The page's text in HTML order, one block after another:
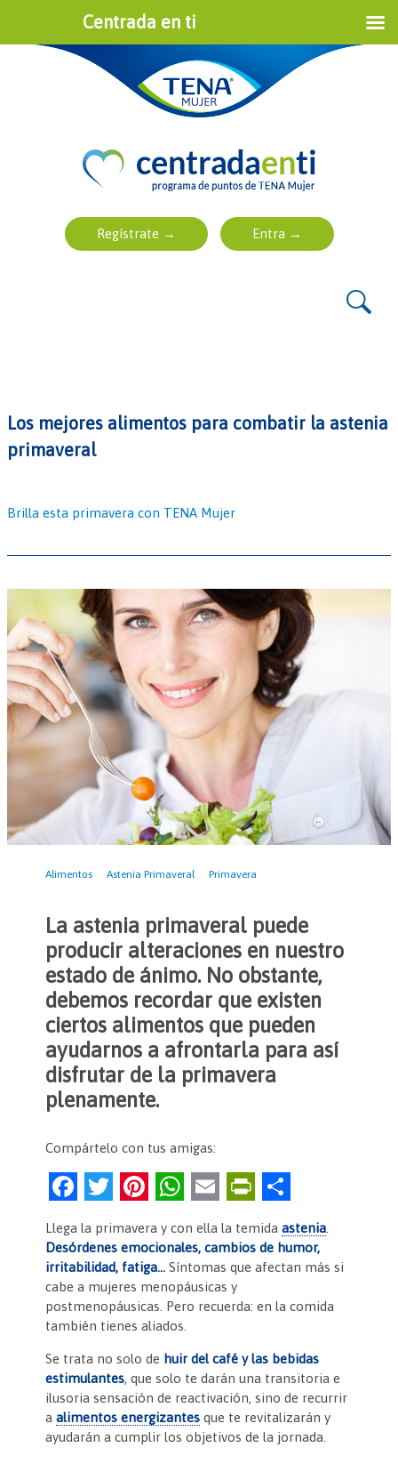
Los mejores alimentos para combatir la astenia
primaveral
Brilla esta primavera con TENA Mujer
Alimentos Astenia Primaveral Primavera
La astenia primaveral puede
producir alteraciones en nuestro
estado de ánimo. No obstante,
debemos recordar que existen
ciertos alimentos que pueden
ayudarnos a afrontarla para así
disfrutar de la primavera
plenamente.
Compártelo con tus amigas:
F
a
c
e
b
o
o
k
T
itt
er
Pi
er
es
t
W
at
s
A
p
p
E
m
ai
l
Pr
in
tF
ri
e
dl
y
o
m
p
ar
Llega la primavera y con ella la temidaastenia
Desórdenes emocionales, cambios de humor,
irritabilidad, fatiga…Síntomas que afectan más si
cabe a mujeres menopáusicas y
postmenopáusicas. Pero recuerda: en la comida
también tienes aliados.
Se trata no solo de huir del café y las bebidas
estimulantes, que solo te darán una transitoria e
ilusoria sensación de reactivación, sino de recurrir
aalimentos energizantes que te revitalizarán y
ayudarán a cumplir los objetivos de la jornada.
Centrada en ti